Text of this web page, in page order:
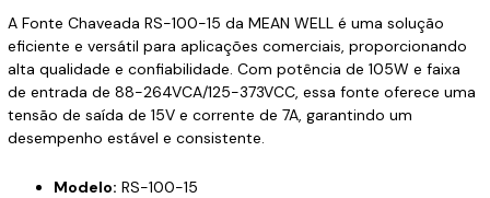
A Fonte Chaveada RS-100-15 da MEAN WELL é uma solução
eficiente e versátil para aplicações comerciais, proporcionando
alta qualidade e confiabilidade. Com potência de 105W e faixa
de entrada de 88-264VCA/125-373VCC, essa fonte oferece uma
tensão de saída de 15V e corrente de 7A, garantindo um
desempenho estável e consistente.
Modelo: RS-100-15